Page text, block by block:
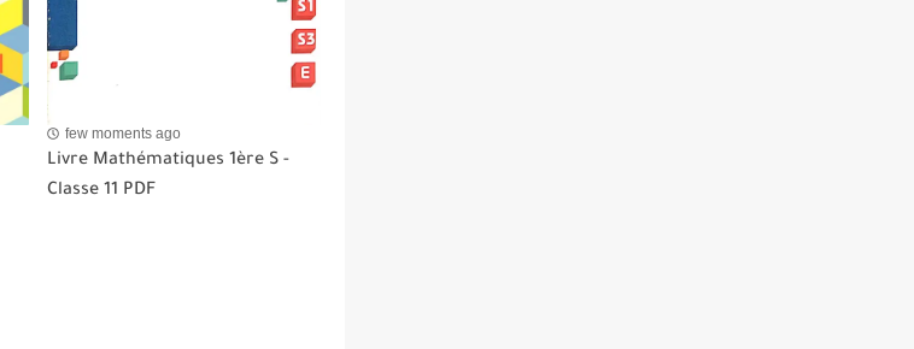
few moments ago
Livre Mathématiques 1ère S -
Classe 11 PDF